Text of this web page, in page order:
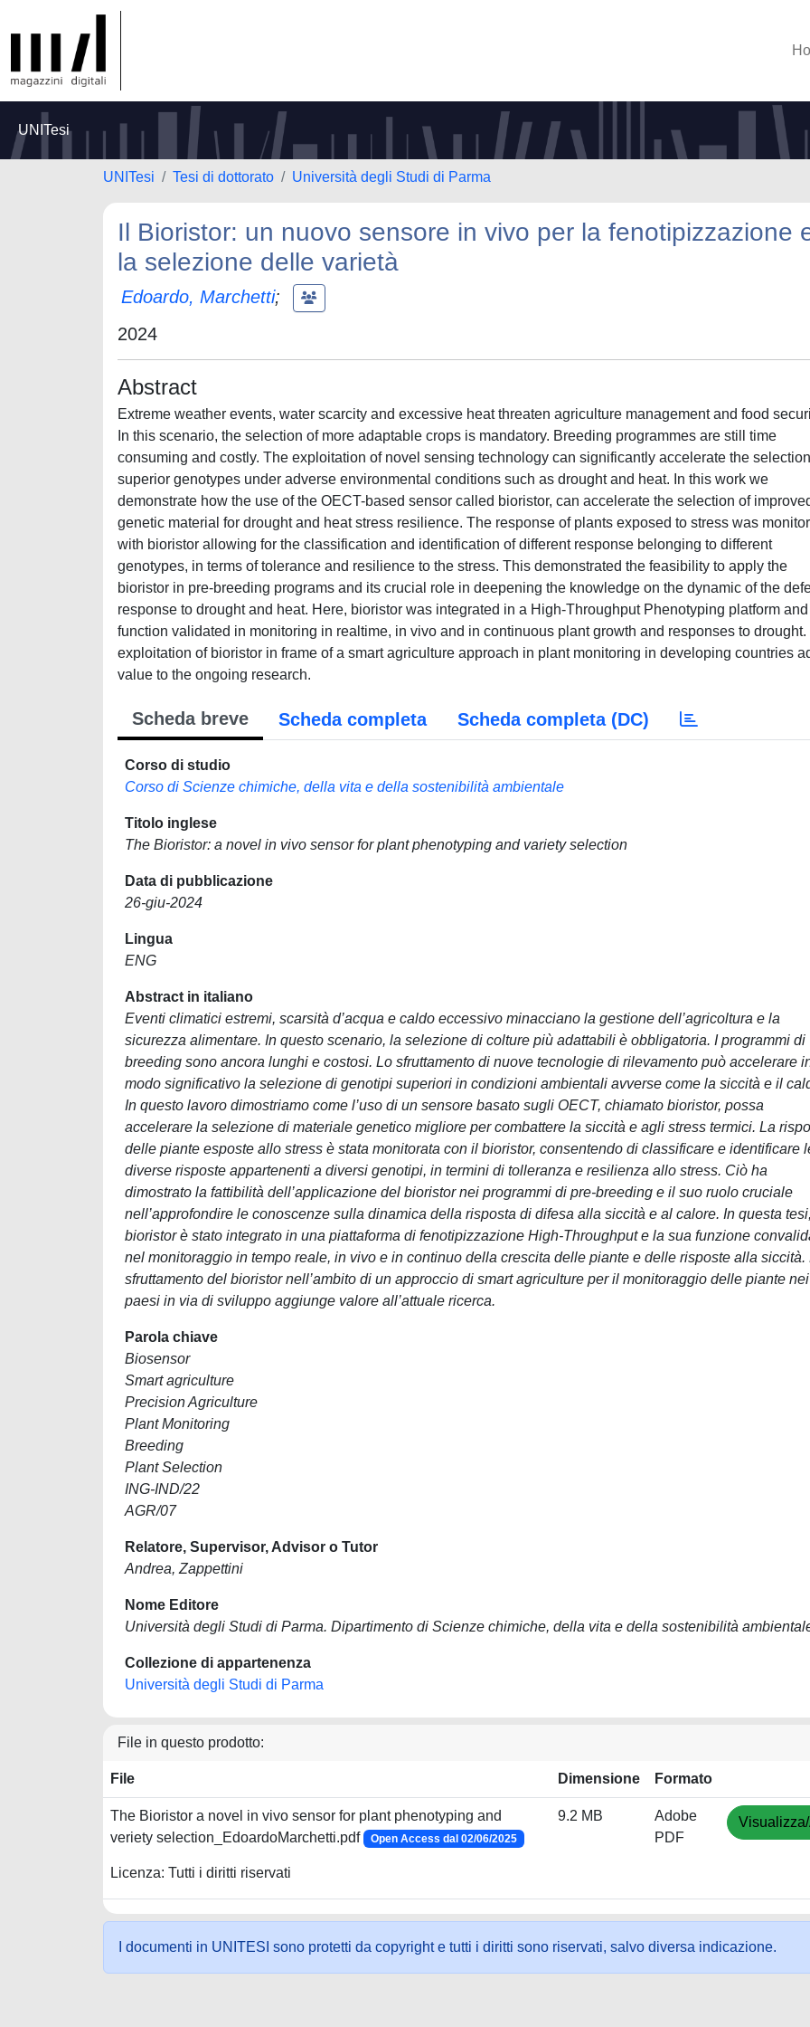
UNITesi
UNITesi Tesi di dottorato Università degli Studi di Parma
Il Bioristor: un nuovo sensore in vivo per la fenotipizzazione
la selezione delle varietà
Edoardo, Marchetti;
2024
Abstract
Extreme weather events, water scarcity and excessive heat threaten agriculture management and food
In this scenario, the selection of more adaptable crops is mandatory. Breeding programmes are still time
consuming and costly. The exploitation of novel sensing technology can significantly accelerate the
superior genotypes under adverse environmental conditions such as drought and heat. In this work we
demonstrate how the use of the OECT-based sensor called bioristor, can accelerate the selection of
genetic material for drought and heat stress resilience. The response of plants exposed to stress was
with bioristor allowing for the classification and identification of different response belonging to different
genotypes, in terms of tolerance and resilience to the stress. This demonstrated the feasibility to apply the
bioristor in pre-breeding programs and its crucial role in deepening the knowledge on the dynamic of the
response to drought and heat. Here, bioristor was integrated in a High-Throughput Phenotyping platform
function validated in monitoring in realtime, in vivo and in continuous plant growth and responses to drought.
exploitation of bioristor in frame of a smart agriculture approach in plant monitoring in developing countries
value to the ongoing research.
Scheda breve Scheda completa Scheda completa (DC)
Corso di studio
Corso di Scienze chimiche, della vita e della sostenibilità ambientale
Titolo inglese
The Bioristor: a novel in vivo sensor for plant phenotyping and variety selection
Data di pubblicazione
26-giu-2024
Lingua
ENG
Abstract in italiano
Eventi climatici estremi, scarsità d’acqua e caldo eccessivo minacciano la gestione dell’agricoltura e la
sicurezza alimentare. In questo scenario, la selezione di colture più adattabili è obbligatoria. I programmi di
breeding sono ancora lunghi e costosi. Lo sfruttamento di nuove tecnologie di rilevamento può accelerare
modo significativo la selezione di genotipi superiori in condizioni ambientali avverse come la siccità e il
In questo lavoro dimostriamo come l’uso di un sensore basato sugli OECT, chiamato bioristor, possa
accelerare la selezione di materiale genetico migliore per combattere la siccità e agli stress termici. La
delle piante esposte allo stress è stata monitorata con il bioristor, consentendo di classificare e identificare
diverse risposte appartenenti a diversi genotipi, in termini di tolleranza e resilienza allo stress. Ciò ha
dimostrato la fattibilità dell’applicazione del bioristor nei programmi di pre-breeding e il suo ruolo cruciale
nell’approfondire le conoscenze sulla dinamica della risposta di difesa alla siccità e al calore. In questa
bioristor è stato integrato in una piattaforma di fenotipizzazione High-Throughput e la sua funzione
nel monitoraggio in tempo reale, in vivo e in continuo della crescita delle piante e delle risposte alla siccità.
sfruttamento del bioristor nell’ambito di un approccio di smart agriculture per il monitoraggio delle piante nei
paesi in via di sviluppo aggiunge valore all’attuale ricerca.
Parola chiave
Biosensor
Smart agriculture
Precision Agriculture
Plant Monitoring
Breeding
Plant Selection
ING-IND/22
AGR/07
Relatore, Supervisor, Advisor o Tutor
Andrea, Zappettini
Nome Editore
Università degli Studi di Parma. Dipartimento di Scienze chimiche, della vita e della sostenibilità
Collezione di appartenenza
Università degli Studi di Parma
File in questo prodotto:
File Dimensione Formato
The Bioristor a novel in vivo sensor for plant phenotyping and
veriety selection_EdoardoMarchetti.pdf
Open Access dal 02/06/2025
Licenza: Tutti i diritti riservati
9.2 MB
Adobe
PDF
I documenti in UNITESI sono protetti da copyright e tutti i diritti sono riservati, salvo diversa indicazione.